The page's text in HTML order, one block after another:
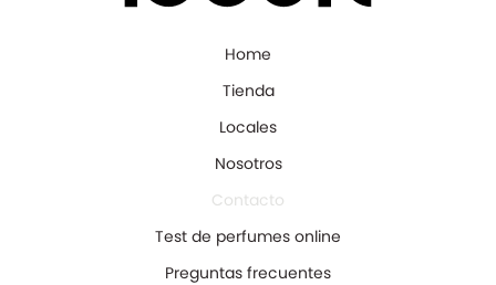
Home
Tienda
Locales
Nosotros
Contacto
Test de perfumes online
Preguntas frecuentes